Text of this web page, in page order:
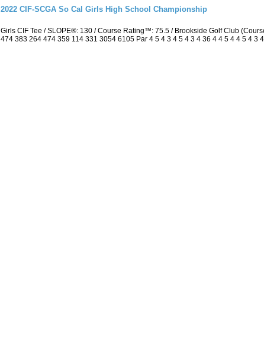
2022 CIF-SCGA So Cal Girls High School Championship
Girls CIF Tee / SLOPE®: 130 / Course Rating™: 75.5 / Brookside Golf Club
474 383 264 474 359 114 331 3054 6105 Par 4 5 4 3 4 5 4 3 4 36 4 4 5 4 4 5 4 3